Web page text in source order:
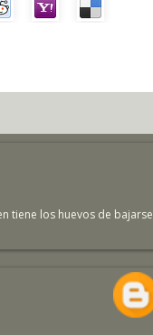
tiene los huevos de bajarse